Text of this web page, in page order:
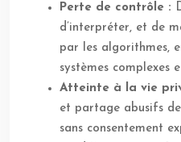
Perte de contrôle :
d’interpréter, et de
par les algorithmes,
systèmes complexes
Atteinte à la vie
et partage abusifs
sans consentement